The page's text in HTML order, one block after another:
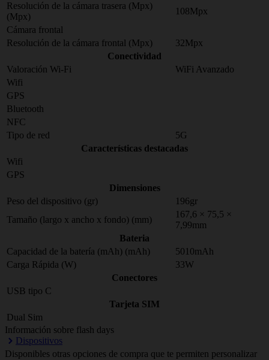
Resolución de la cámara trasera (Mpx)
(Mpx)
108Mpx
Cámara frontal
Resolución de la cámara frontal (Mpx)
32Mpx
Conectividad
Valoración Wi-Fi
WiFi Avanzado
Wifi
GPS
Bluetooth
NFC
Tipo de red
5G
Características destacadas
Wifi
GPS
Dimensiones
Peso del dispositivo (gr)
196gr
Tamaño (largo x ancho x fondo) (mm)
167,6 × 75,5 ×
7,99mm
Bateria
Capacidad de la batería (mAh) (mAh)
5010mAh
Carga Rápida (W)
33W
Conectores
USB tipo C
Tarjeta SIM
Dual Sim
Información sobre flash days
Dispositivos
Disponibles otras opciones de compra que te permiten personalizar